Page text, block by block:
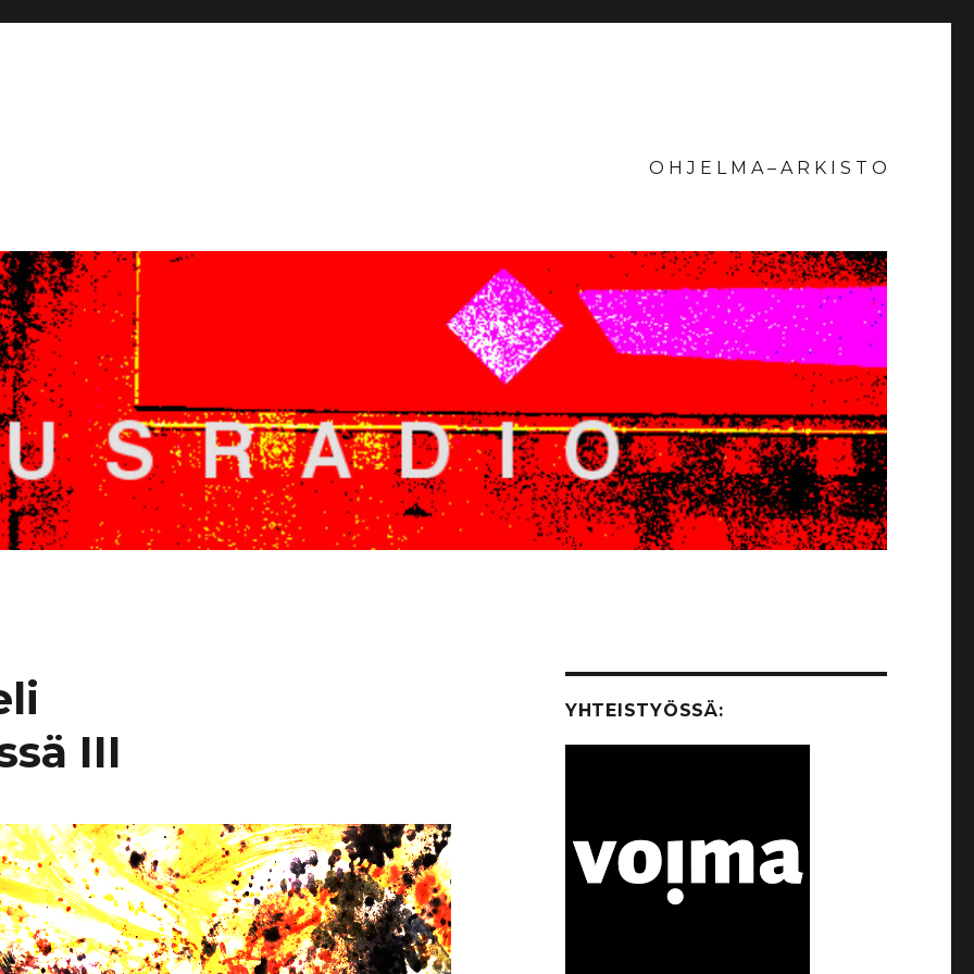
O H J E L M A – A R K I S T O
III
YHTEISTYÖSSÄ: